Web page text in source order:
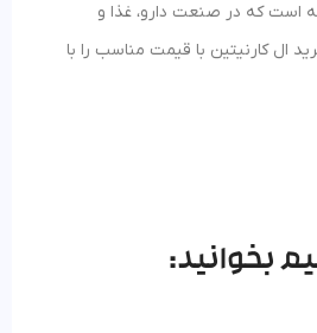
است که در صنعت دارو، غذا و
ال کارنیتین با قیمت مناسب را با
بخوانید: